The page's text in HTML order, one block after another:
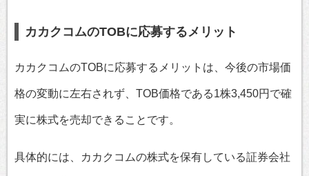
カカクコムのTOBに応募するメリット
カカクコムのTOBに応募するメリットは、今後の市場価
格の変動に左右されず、TOB価格である1株3,450円で確
実に株式を売却できることです。
具体的には、カカクコムの株式を保有している証券会社